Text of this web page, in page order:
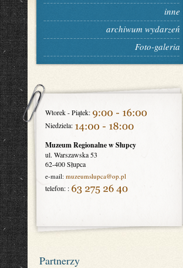
inne
archiwum wydarzeń
Foto-galeria
Wtorek - Piątek:
Niedziela:
Muzeum Regionalne w Słupcy
ul. Warszawska 53
62-400 Słupca
e-mail: muzeumslupca@op.pl
telefon: :
Partnerzy